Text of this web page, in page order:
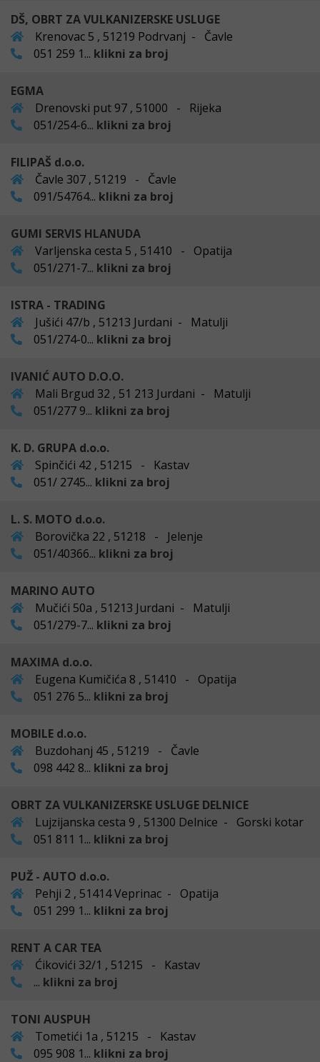
DŠ, OBRT ZA VULKANIZERSKE USLUGE
Krenovac 5 , 51219 Podrvanj - Čavle
051 259 1... klikni za broj
EGMA
Drenovski put 97 , 51000 - Rijeka
051/254-6... klikni za broj
FILIPAŠ d.o.o.
Čavle 307 , 51219 - Čavle
091/54764... klikni za broj
GUMI SERVIS HLANUDA
Varljenska cesta 5 , 51410 - Opatija
051/271-7... klikni za broj
ISTRA - TRADING
Jušići 47/b , 51213 Jurdani - Matulji
051/274-0... klikni za broj
IVANIĆ AUTO D.O.O.
Mali Brgud 32 , 51 213 Jurdani - Matulji
051/277 9... klikni za broj
K. D. GRUPA d.o.o.
Spinčići 42 , 51215 - Kastav
051/ 2745... klikni za broj
L. S. MOTO d.o.o.
Borovička 22 , 51218 - Jelenje
051/40366... klikni za broj
MARINO AUTO
Mučići 50a , 51213 Jurdani - Matulji
051/279-7... klikni za broj
MAXIMA d.o.o.
Eugena Kumičića 8 , 51410 - Opatija
051 276 5... klikni za broj
MOBILE d.o.o.
Buzdohanj 45 , 51219 - Čavle
098 442 8... klikni za broj
OBRT ZA VULKANIZERSKE USLUGE DELNICE
Lujzijanska cesta 9 , 51300 Delnice - Gorski kotar
051 811 1... klikni za broj
PUŽ - AUTO d.o.o.
Pehji 2 , 51414 Veprinac - Opatija
051 299 1... klikni za broj
RENT A CAR TEA
Ćikovići 32/1 , 51215 - Kastav
... klikni za broj
TONI AUSPUH
Tometići 1a , 51215 - Kastav
095 908 1... klikni za broj